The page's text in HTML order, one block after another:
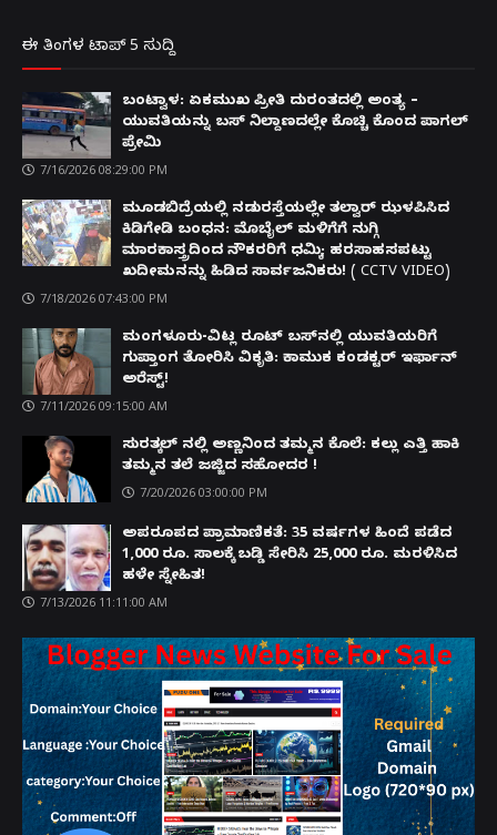
ಈ ತಿಂಗಳ ಟಾಪ್ 5 ಸುದ್ದಿ
ಬಂಟ್ವಾಳ: ಏಕಮುಖ ಪ್ರೀತಿ ದುರಂತದಲ್ಲಿ ಅಂತ್ಯ –
ಯುವತಿಯನ್ನು ಬಸ್ ನಿಲ್ದಾಣದಲ್ಲೇ ಕೊಚ್ಚಿ ಕೊಂದ ಪಾಗಲ್
ಪ್ರೇಮಿ
7/16/2026 08:29:00 PM
ಮೂಡಬಿದ್ರೆಯಲ್ಲಿ ನಡುರಸ್ತೆಯಲ್ಲೇ ತಲ್ವಾರ್ ಝಳಪಿಸಿದ
ಕಿಡಿಗೇಡಿ ಬಂಧನ: ಮೊಬೈಲ್ ಮಳಿಗೆಗೆ ನುಗ್ಗಿ
ಮಾರಕಾಸ್ತ್ರದಿಂದ ನೌಕರರಿಗೆ ಧಮ್ಕಿ; ಹರಸಾಹಸಪಟ್ಟು
ಖದೀಮನನ್ನು ಹಿಡಿದ ಸಾರ್ವಜನಿಕರು! ( CCTV VIDEO)
7/18/2026 07:43:00 PM
ಮಂಗಳೂರು-ವಿಟ್ಲ ರೂಟ್ ಬಸ್‌ನಲ್ಲಿ ಯುವತಿಯರಿಗೆ
ಗುಪ್ತಾಂಗ ತೋರಿಸಿ ವಿಕೃತಿ: ಕಾಮುಕ ಕಂಡಕ್ಟರ್ ಇರ್ಫಾನ್
ಅರೆಸ್ಟ್!
7/11/2026 09:15:00 AM
ಸುರತ್ಕಲ್ ನಲ್ಲಿ ಅಣ್ಣನಿಂದ ತಮ್ಮನ ಕೊಲೆ: ಕಲ್ಲು ಎತ್ತಿ ಹಾಕಿ
ತಮ್ಮನ ತಲೆ ಜಜ್ಜಿದ ಸಹೋದರ !
7/20/2026 03:00:00 PM
ಅಪರೂಪದ ಪ್ರಾಮಾಣಿಕತೆ: 35 ವರ್ಷಗಳ ಹಿಂದೆ ಪಡೆದ
1,000 ರೂ. ಸಾಲಕ್ಕೆ ಬಡ್ಡಿ ಸೇರಿಸಿ 25,000 ರೂ. ಮರಳಿಸಿದ
ಹಳೇ ಸ್ನೇಹಿತ!
7/13/2026 11:11:00 AM